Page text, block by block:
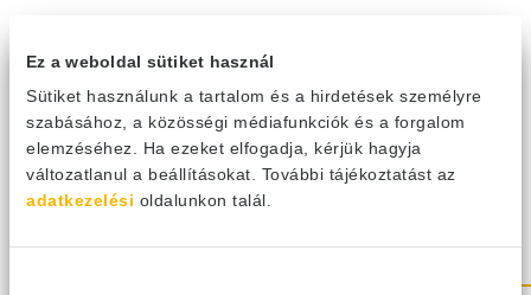
Ez a weboldal sütiket használ
Sütiket használunk a tartalom és a hirdetések személyre
szabásához, a közösségi médiafunkciók és a forgalom
elemzéséhez. Ha ezeket elfogadja, kérjük hagyja
változatlanul a beállításokat. További tájékoztatást az
adatkezelési oldalunkon talál.